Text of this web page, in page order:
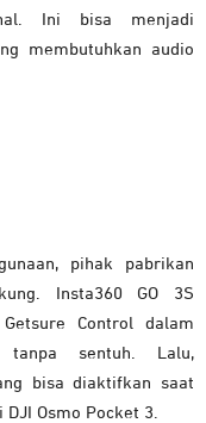
Ini bisa menjadi
membutuhkan audio
pihak pabrikan
Insta360 GO 3S
Control dalam
tanpa sentuh. Lalu,
bisa diaktifkan saat
Osmo Pocket 3.